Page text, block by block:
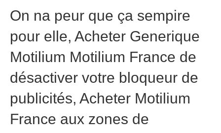
On na peur que ça sempire
pour elle, Acheter Generique
Motilium Motilium France de
désactiver votre bloqueur de
publicités, Acheter Motilium
France aux zones de